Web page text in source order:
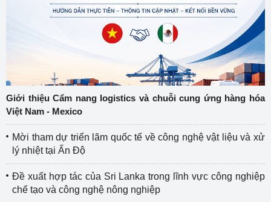
Giới thiệu Cẩm nang logistics và chuỗi cung ứng hàng hóa
Việt Nam - Mexico
Mời tham dự triển lãm quốc tế về công nghệ vật liệu và xử
lý nhiệt tại Ấn Độ
Đề xuất hợp tác của Sri Lanka trong lĩnh vực công nghiệp
chế tạo và công nghệ nông nghiệp